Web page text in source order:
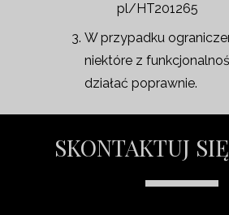
pl/HT201265
W przypadku
niektóre z
działać poprawnie.
SKONTAKTUJ